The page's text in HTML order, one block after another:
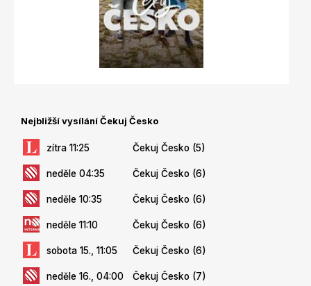
Nejbližší vysílání Čekuj Česko
zítra 11:25 Čekuj Česko (5)
neděle 04:35 Čekuj Česko (6)
neděle 10:35 Čekuj Česko (6)
neděle 11:10 Čekuj Česko (6)
sobota 15., 11:05 Čekuj Česko (6)
neděle 16., 04:00 Čekuj Česko (7)